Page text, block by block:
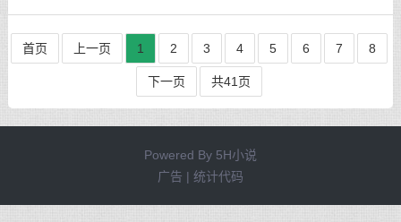
首页 上一页 1 2 3 4 5 6 7 8
下一页 共41页
Powered By 5H小说
广告 | 统计代码